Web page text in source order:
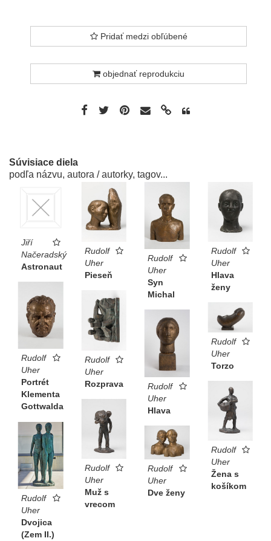
Pridať medzi obľúbené
objednať reprodukciu
Súvisiace diela
podľa názvu, autora / autorky, tagov...
Jiří
Načeradský
Astronaut
Rudolf
Uher
Pieseň
Rudolf
Uher
Syn
Michal
Rudolf
Uher
Hlava
ženy
Rudolf
Uher
Portrét
Klementa
Gottwalda
Rudolf
Uher
Rozprava
Rudolf
Uher
Torzo
Rudolf
Uher
Hlava
Rudolf
Uher
Žena s
košíkom
Rudolf
Uher
Muž s
vrecom
Rudolf
Uher
Dvojica
(Zem II.)
Rudolf
Uher
Dve ženy